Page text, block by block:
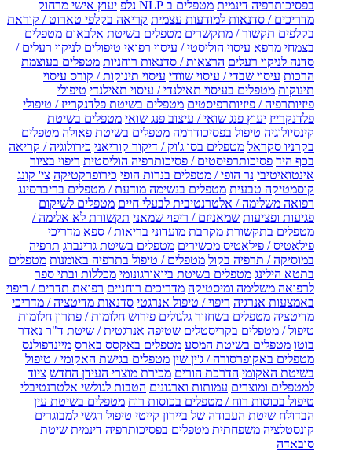
בפסיכותרפיה דינמית מטפלים ב NLP נלפ
יעוץ אישי מרחוק
מדריכים / סדנאות למודעות עצמית קריאה בקלפי טארוט / קוראת
בקלפים תקשור / מתקשרים מטפלים בשיטת אלבאום מטפלים
בצמחי מרפא עיסוי הוליסטי / עיסוי רפואי טיפולים לניקוי רעלים /
סדנה לניקוי רעלים הרצאות / סדנאות רוחניות מטפלים בעוצמת
הרכות עיסוי שבדי / עיסוי שוודי עיסוי תינוקות / קורס עיסוי
תינוקות מטפלים בעיסוי תאילנדי / עיסוי תאילנדי טיפולי
פיזיותרפיה / פיזיותרפיסטים מטפלים בשיטת פלדנקרייז / טיפולי
פלדנקרייז יעוץ פנג שואי / עיצוב פנג שואי מטפלים בשיטת
קינסיולוגיה טיפול בפסיכודרמה מטפלים בשיטת פאולה מטפלים
בקרניו סקראל מטפלים בסו ג'וק / דיקור קוריאני כירולוגיה / קריאה
בכף היד פסיכותרפיסטים / פסיכותרפיה הוליסטית ריפוי בציור
אינטואיטיבי נר הופי / מטפלים בנרות הופי כירופרקטיקה צי' קונג
קוסמטיקה טבעית מטפלים בנשימה מודעת / מטפלים בריברסינג
רפואה משלימה / אלטרנטיבית לבעלי חיים מטפלים לשיקום
פגיעות ופציעות שמאניזם / ריפוי שמאני תקשורת לא אלימה /
מטפלים בתקשורת מקרבת מועדוני בריאות / ספא מדריכי
פילאטיס / פילאטיס מכשירים מטפלים בשיטת גרינברג תרפיה
במוסיקה / תרפיה בקול מטפלים / טיפול בתרפיה באומנות מטפלים
בתטא הילינג מטפלים בשיטת ביואורגונומי מכללות ובתי ספר
לרפואה משלימה ומיסטיקה מדריכים רוחניים רפואת תדרים / ריפוי
באמצעות אנרגיה ריפוי / טיפול אנרגטי סדנאות מדיטציה / מדריכי
מדיטציה מטפלים בשחזור גלגולים פירוש חלומות / פתרון חלומות
טיפול / מטפלים בקריסטלים שטיפה אנרגטית / שיטת ד"ר נאדר
בוטו מטפלים בשיטת המסע מטפלים באקסס בארס מיינדפולנס
מטפלים באקופרסורה / ג'ין שין מטפלים בגישת האקומי / טיפול
בשיטת האקומי הדרכת הורים מכירת מוצרי העידן החדש ציוד
למטפלים ומוצרים עמותות וארגונים הטבות לגולשי אלטרנטיבלי
טיפול בכוסות רוח / מטפלים בכוסות רוח מטפלים בשיטת עין
הבדולח שיטת העבודה של ביירון קייטי טיפול רגשי למבוגרים
קונסטלציה משפחתית מטפלים בפסיכותרפיה דינמית שיטת
סובאדה